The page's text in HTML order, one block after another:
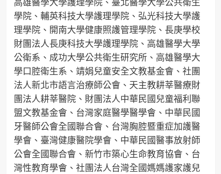
學院、輔英科技大學護理學院、弘光科技大學護
理學院、開南大學健康照護管理學院、長庚學校
財團法人長庚科技大學護理學院、高雄醫學大學
公衛系、成功大學公共衛生研究所、高雄醫學大
學口腔衛生系、靖娟兒童安全文教基金會、社團
法人新北市語言治療師公會、天主教耕莘醫療財
團法人耕莘醫院、財團法人中華民國兒童福利聯
盟文教基金會、台灣家庭醫學醫學會、中華民國
牙醫師公會全國聯合會、台灣胸腔暨重症加護醫
學會、臺灣健康醫院學會、中華民國醫事放射師
公會全國聯合會、新竹市築心生命教育協會、台
灣性教育學會、社團法人台灣全國媽媽護家護兒